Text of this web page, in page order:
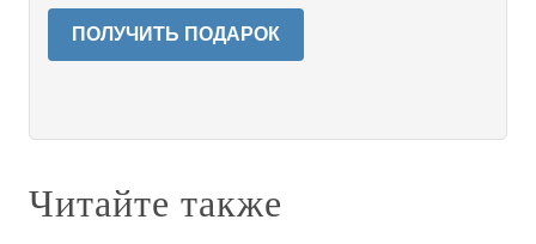
ПОЛУЧИТЬ ПОДАРОК
Читайте также